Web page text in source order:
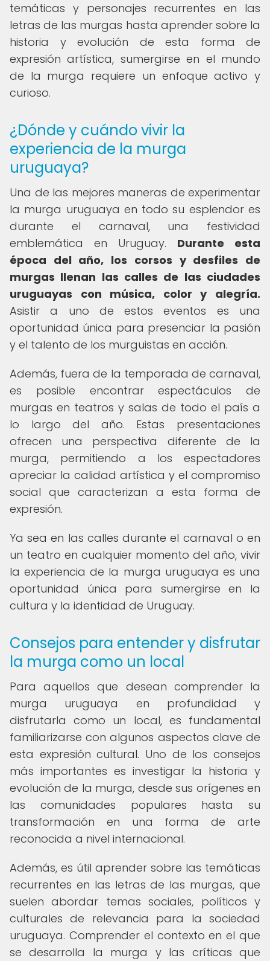
temáticas y personajes recurrentes en las
letras de las murgas hasta aprender sobre la
historia y evolución de esta forma de
expresión artística, sumergirse en el mundo
de la murga requiere un enfoque activo y
curioso.
¿Dónde y cuándo vivir la
experiencia de la murga
uruguaya?
Una de las mejores maneras de experimentar
la murga uruguaya en todo su esplendor es
durante el carnaval, una festividad
emblemática en Uruguay. Durante esta
época del año, los corsos y desfiles de
murgas llenan las calles de las ciudades
uruguayas con música, color y alegría.
Asistir a uno de estos eventos es una
oportunidad única para presenciar la pasión
y el talento de los murguistas en acción.
Además, fuera de la temporada de carnaval,
es posible encontrar espectáculos de
murgas en teatros y salas de todo el país a
lo largo del año. Estas presentaciones
ofrecen una perspectiva diferente de la
murga, permitiendo a los espectadores
apreciar la calidad artística y el compromiso
social que caracterizan a esta forma de
expresión.
Ya sea en las calles durante el carnaval o en
un teatro en cualquier momento del año, vivir
la experiencia de la murga uruguaya es una
oportunidad única para sumergirse en la
cultura y la identidad de Uruguay.
Consejos para entender y disfrutar
la murga como un local
Para aquellos que desean comprender la
murga uruguaya en profundidad y
disfrutarla como un local, es fundamental
familiarizarse con algunos aspectos clave de
esta expresión cultural. Uno de los consejos
más importantes es investigar la historia y
evolución de la murga, desde sus orígenes en
las comunidades populares hasta su
transformación en una forma de arte
reconocida a nivel internacional.
Además, es útil aprender sobre las temáticas
recurrentes en las letras de las murgas, que
suelen abordar temas sociales, políticos y
culturales de relevancia para la sociedad
uruguaya. Comprender el contexto en el que
se desarrolla la murga y las críticas que